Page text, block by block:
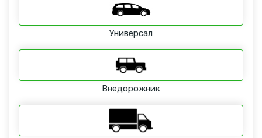
Универсал
Внедорожник